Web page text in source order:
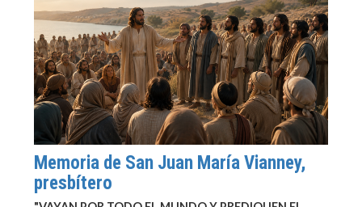
Memoria de San Juan María Vianney,
presbítero